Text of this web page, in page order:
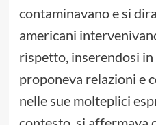
contaminavano e si
americani
rispetto, inserendosi in
proponeva relazioni e
nelle sue molteplici